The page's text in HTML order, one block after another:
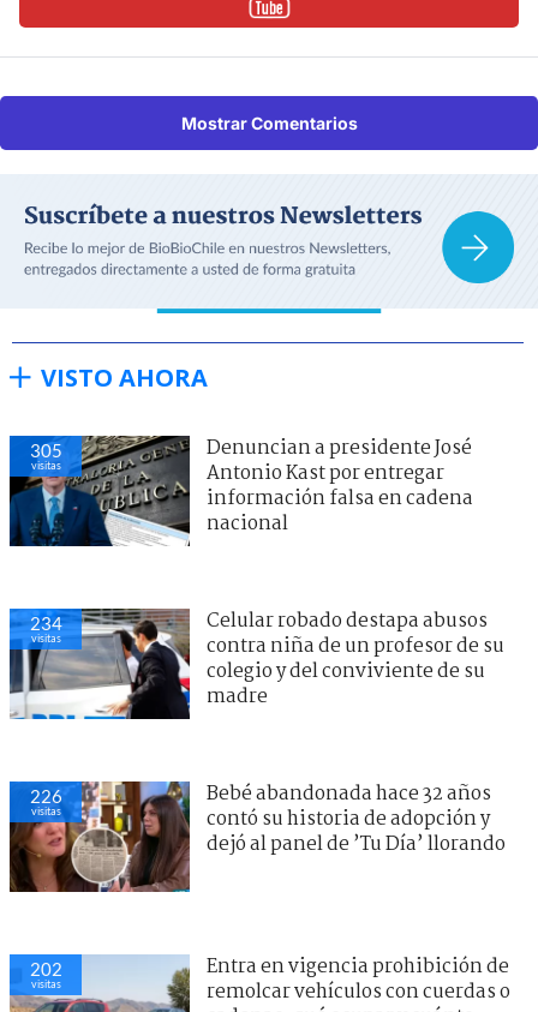
Mostrar Comentarios
VISTO AHORA
305
visitas
Denuncian a presidente José
Antonio Kast por entregar
información falsa en cadena
nacional
234
visitas
Celular robado destapa abusos
contra niña de un profesor de su
colegio y del conviviente de su
madre
226
visitas
Bebé abandonada hace 32 años
contó su historia de adopción y
dejó al panel de ’Tu Día’ llorando
202
visitas
Entra en vigencia prohibición de
remolcar vehículos con cuerdas o